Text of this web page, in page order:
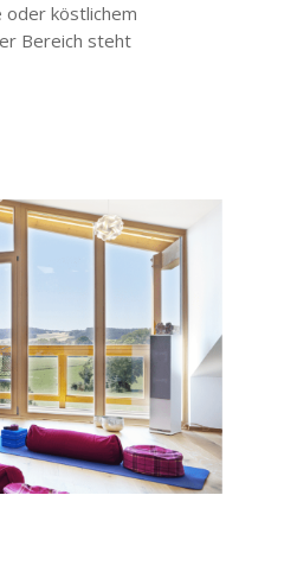
oder köstlichem
Bereich steht